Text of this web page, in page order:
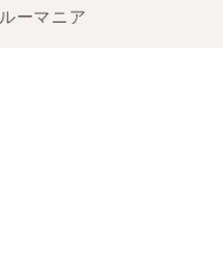
ルーマニア